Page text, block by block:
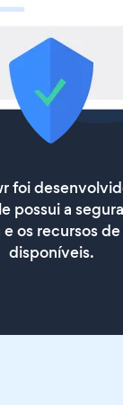
foi
possui a
e os recursos
disponíveis.